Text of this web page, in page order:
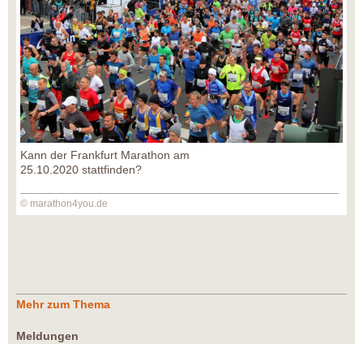
Kann der Frankfurt Marathon am
25.10.2020 stattfinden?
© marathon4you.de
Mehr zum Thema
Meldungen